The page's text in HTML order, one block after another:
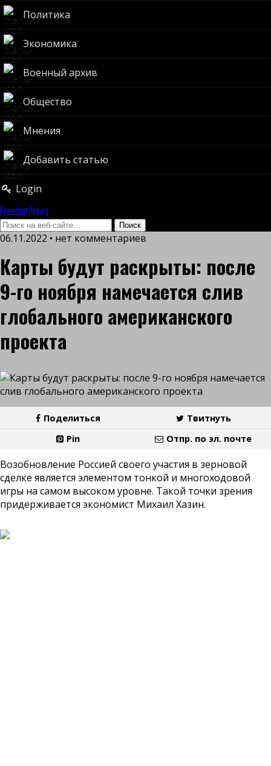
Политика
Экономика
Военный архив
Общество
Мнения
Добавить статью
Login
FreedomNews
06.11.2022 • нет комментариев
Карты будут раскрыты: после
9-го ноября намечается слив
глобального американского
проекта
Поделиться
Твитнуть
Pin
Отпр. по эл. почте
Возобновление Россией своего участия в зерновой
сделке является элементом тонкой и многоходовой
игры на самом высоком уровне. Такой точки зрения
придерживается экономист Михаил Хазин.